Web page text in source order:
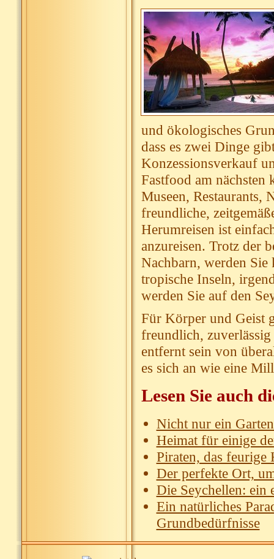
und ökologisches
dass es zwei Dinge
Konzessionsverkauf
Fastfood am
Museen, Restaurants,
freundliche,
Herumreisen ist
anzureisen. Trotz der
Nachbarn, werden
tropische Inseln,
werden Sie auf den
Für Körper und Geist
freundlich,
entfernt sein von
es sich an wie eine
Lesen Sie auch
Nicht nur ein
Heimat für einige
Piraten, das
Der perfekte Ort,
Die Seychellen: ein
Ein natürliches
Grundbedürfnisse